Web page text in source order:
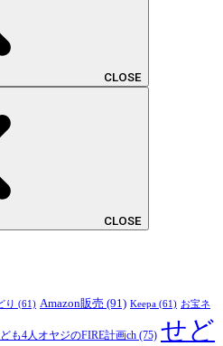
CLOSE
CLOSE
り (61) Amazon販売 (91) Keepa (61) お宝ネ
も4人オヤジのFIRE計画ch (75) せど